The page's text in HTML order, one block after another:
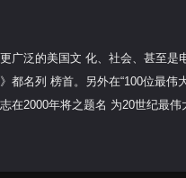
广泛的美国文 化、社会、甚至是
都名列 榜首。另外在“100位最伟
在2000年将之题名 为20世纪最